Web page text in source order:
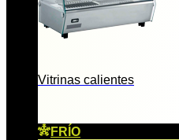
Vitrinas calientes
FRÍO